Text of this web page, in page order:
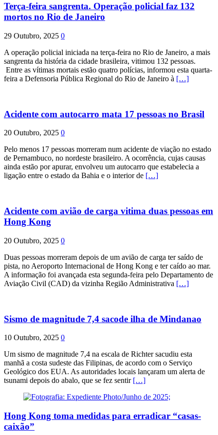
Terça-feira sangrenta. Operação policial faz 132
mortos no Rio de Janeiro
29 Outubro, 2025 0
A operação policial iniciada na terça-feira no Rio de Janeiro, a mais
sangrenta da história da cidade brasileira, vitimou 132 pessoas.
Entre as vítimas mortais estão quatro polícias, informou esta quarta-
feira a Defensoria Pública Regional do Rio de Janeiro à […]
Acidente com autocarro mata 17 pessoas no Brasil
20 Outubro, 2025 0
Pelo menos 17 pessoas morreram num acidente de viação no estado
de Pernambuco, no nordeste brasileiro. A ocorrência, cujas causas
ainda estão por apurar, envolveu um autocarro que estabelecia a
ligação entre o estado da Bahia e o interior de […]
Acidente com avião de carga vitima duas pessoas em
Hong Kong
20 Outubro, 2025 0
Duas pessoas morreram depois de um avião de carga ter saído de
pista, no Aeroporto Internacional de Hong Kong e ter caído ao mar.
A informação foi avançada esta segunda-feira pelo Departamento de
Aviação Civil (CAD) da vizinha Região Administrativa […]
Sismo de magnitude 7,4 sacode ilha de Mindanao
10 Outubro, 2025 0
Um sismo de magnitude 7,4 na escala de Richter sacudiu esta
manhã a costa sudeste das Filipinas, de acordo com o Serviço
Geológico dos EUA. As autoridades locais lançaram um alerta de
tsunami depois do abalo, que se fez sentir […]
Hong Kong toma medidas para erradicar “casas-
caixão”